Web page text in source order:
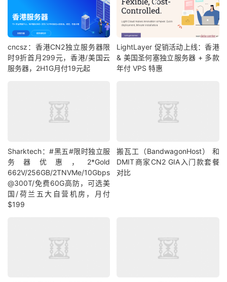
cncsz：香港CN2独立服务器限
时9折首月299元，香港/美国云
服务器，2H1G月付19元起
LightLayer 促销活动上线：香港
& 美国圣何塞独立服务器 + 多款
年付 VPS 特惠
Sharktech：#黑五#限时独立服
务器优惠，2*Gold
662V/256GB/2TNVMe/10Gbps
@300T/免费60G高防，可选美
国/荷兰五大自营机房，月付
$199
搬瓦工（BandwagonHost） 和
DMIT商家CN2 GIA入门款套餐
对比